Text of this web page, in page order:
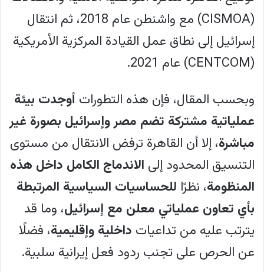
مع التوجهات الإماراتية.
يبرز التقرير قلق القاهرة من تنامي العلاقات
الإماراتية مع إثيوبيا وإسرائيل، في ظل ارتباط
النهضة وتداعيات الحرب في قطاع غزة. ورغم
هذه الخلافات، يستبعد التقرير وصول
العلاقات المصرية الإماراتية إلى مرحلة
القطيعة، نظرًا لتشابك المصالح السياسية
والاقتصادية والأمنية بين البلدين، ويستدل
على ذلك باستمرار التنسيق بين الجانبين
في عدد من الملفات، وسعي القاهرة لتوسيع
شبكة علاقاتها الإقليمية مع قوى أخرى.
(CISMOA) مع واشنطن عام 2018، ثم انتقال
إسرائيل إلى نطاق عمل القيادة المركزية الأمريكية
(CENTCOM) عام 2021.
وبحسب المقال، فإن هذه التطورات أوجدت بيئة
عملياتية مشتركة تضم مصر وإسرائيل بصورة غير
مباشرة، إلا أن القاهرة ترفض الانتقال من مستوى
التنسيق المحدود إلى الاندماج الكامل داخل هذه
المنظومة، نظرًا للحساسيات السياسية المرتبطة
بأي تعاون عملياتي معلن مع إسرائيل، وما قد
يترتب عليه من تداعيات داخلية وإقليمية، فضلًا
عن الحرص على تجنب ردود فعل إيرانية سلبية.